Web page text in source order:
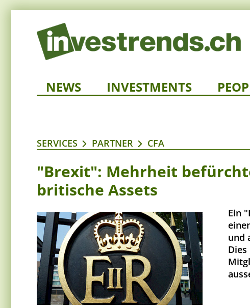
NEWS INVESTMENTS
SERVICES PARTNER CFA
"Brexit": Mehrheit
britische Assets
Ein
und